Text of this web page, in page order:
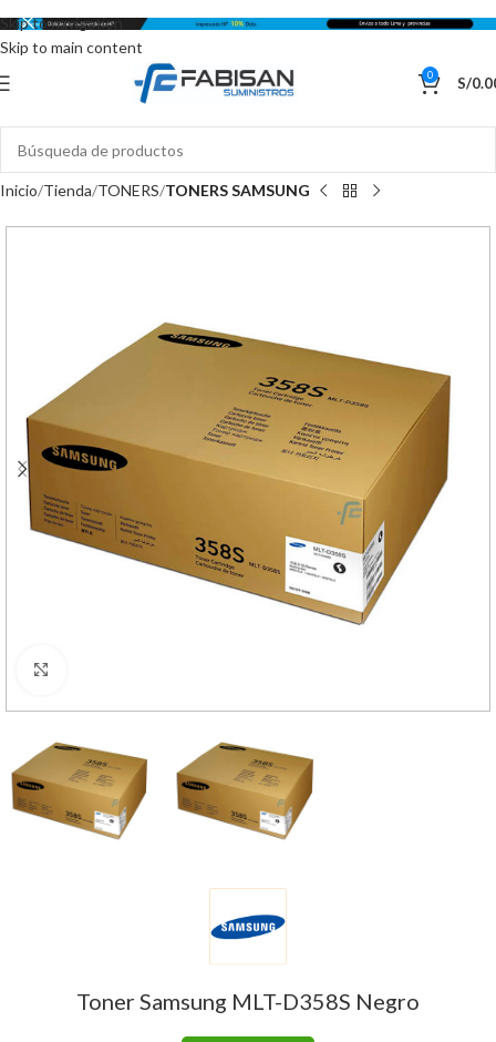
Skip to navigation
Skip to main content
0 S/
Inicio Tienda TONERS TONERS SAMSUNG
Toner Samsung MLT-D358S Negro